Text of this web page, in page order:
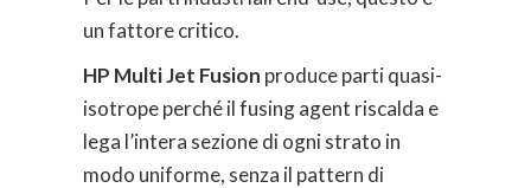
un fattore critico.
HP Multi Jet Fusion produce parti quasi-
isotrope perché il fusing agent riscalda e
lega l’intera sezione di ogni strato in
modo uniforme, senza il pattern di